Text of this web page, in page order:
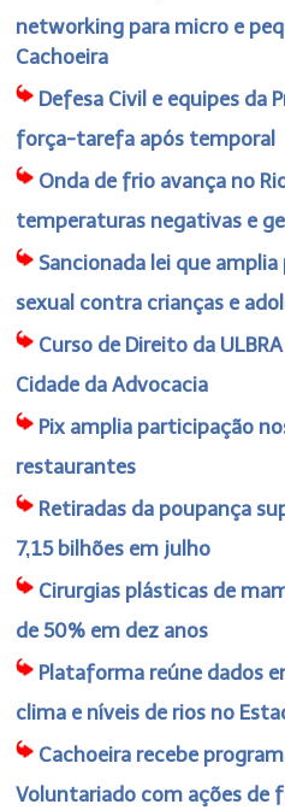
networking para micro e
Cachoeira
Defesa Civil e equipes da
força-tarefa após temporal
Onda de frio avança no
temperaturas negativas e
Sancionada lei que
sexual contra crianças e
Curso de Direito da
Cidade da Advocacia
Pix amplia participação
restaurantes
Retiradas da poupança
7,15 bilhões em julho
Cirurgias plásticas de
de 50% em dez anos
Plataforma reúne dados
clima e níveis de rios no
Cachoeira recebe
Voluntariado com ações de